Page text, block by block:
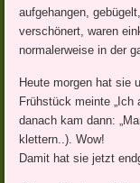
aufgehangen,
verschönert, waren
normalerweise in der
Heute morgen hat sie
Frühstück meinte „Ich
danach kam dann:
klettern..). Wow!
Damit hat sie jetzt